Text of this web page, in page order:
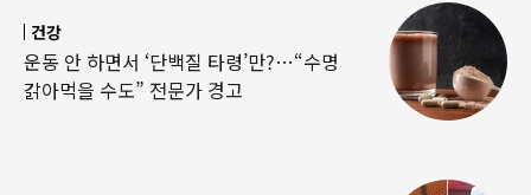
건강
운동 안 하면서 ‘단백질 타령’만?…“수명
갉아먹을 수도” 전문가 경고